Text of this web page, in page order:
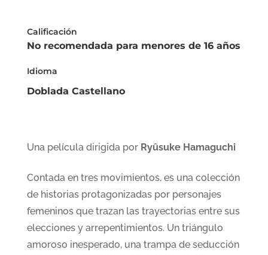
Calificación
No recomendada para menores de 16 años
Idioma
Doblada Castellano
Una película dirigida por Ryûsuke Hamaguchi
Contada en tres movimientos, es una colección
de historias protagonizadas por personajes
femeninos que trazan las trayectorias entre sus
elecciones y arrepentimientos. Un triángulo
amoroso inesperado, una trampa de seducción